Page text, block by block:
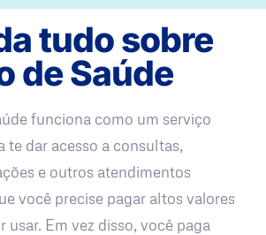
tudo sobre
de Saúde
funciona como um serviço
te dar acesso a consultas,
e outros atendimentos
você precise pagar altos valores
usar. Em vez disso, você paga